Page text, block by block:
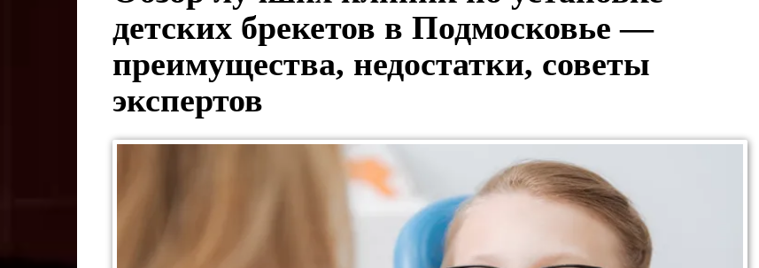
детских брекетов в Подмосковье —
преимущества, недостатки, советы
экспертов